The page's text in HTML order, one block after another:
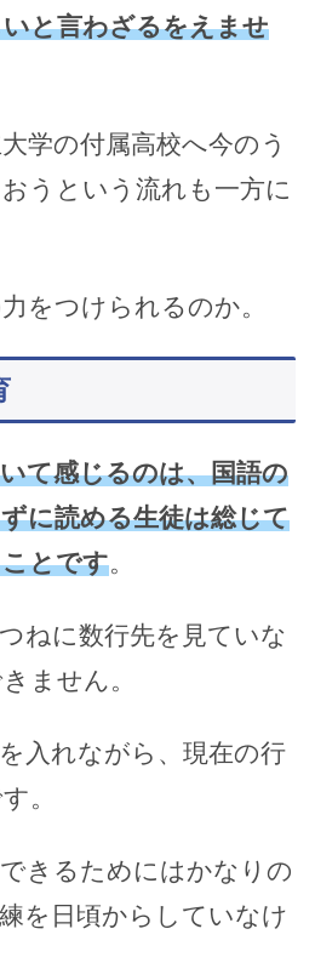
と言わざるをえませ
学の付属高校へ今のう
うという流れも一方に
をつけられるのか。
て感じるのは、国語の
に読める生徒は総じて
とです。
ねに数行先を見ていな
ません。
入れながら、現在の行
。
きるためにはかなりの
を日頃からしていなけ